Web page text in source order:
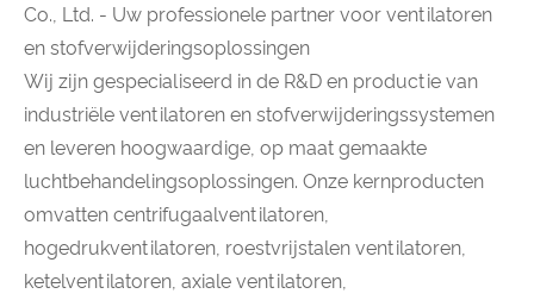
Co., Ltd. - Uw professionele partner voor ventilatoren
en stofverwijderingsoplossingen
Wij zijn gespecialiseerd in de R&D en productie van
industriële ventilatoren en stofverwijderingssystemen
en leveren hoogwaardige, op maat gemaakte
luchtbehandelingsoplossingen. Onze kernproducten
omvatten centrifugaalventilatoren,
hogedrukventilatoren, roestvrijstalen ventilatoren,
ketelventilatoren, axiale ventilatoren,